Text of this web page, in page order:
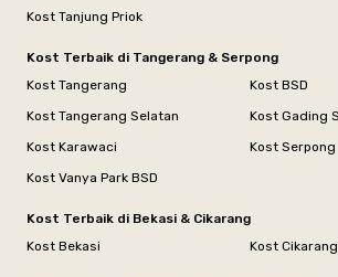
Kost Tanjung Priok
Kost Terbaik di Tangerang & Serpong
Kost Tangerang
Kost BSD
Kost Tangerang Selatan
Kost Gading
Kost Karawaci
Kost Serpong
Kost Vanya Park BSD
Kost Terbaik di Bekasi & Cikarang
Kost Bekasi
Kost Cikarang